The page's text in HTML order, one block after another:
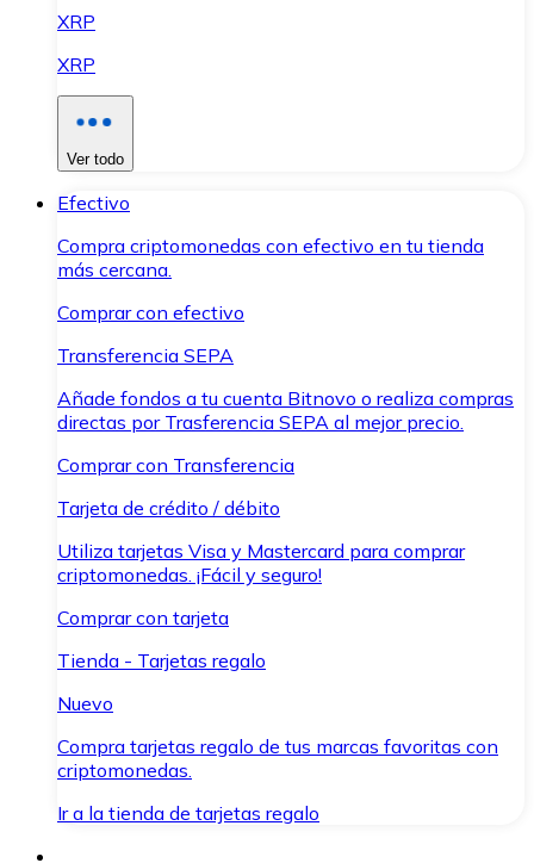
XRP
XRP
Ver todo
Efectivo
Compra criptomonedas con efectivo en tu tienda
más cercana.
Comprar con efectivo
Transferencia SEPA
Añade fondos a tu cuenta Bitnovo o realiza compras
directas por Trasferencia SEPA al mejor precio.
Comprar con Transferencia
Tarjeta de crédito / débito
Utiliza tarjetas Visa y Mastercard para comprar
criptomonedas. ¡Fácil y seguro!
Comprar con tarjeta
Tienda - Tarjetas regalo
Nuevo
Compra tarjetas regalo de tus marcas favoritas con
criptomonedas.
Ir a la tienda de tarjetas regalo